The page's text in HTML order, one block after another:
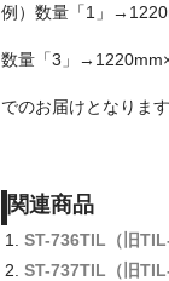
例）数量「1」
数量「3」
でのお届けとなります
関連商品
ST-736TIL（旧
ST-737TIL（旧